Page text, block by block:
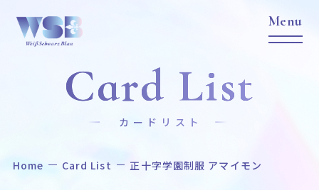
Home News
Card List
カードリスト
Home Card List 正十字学園制服 アマイモン